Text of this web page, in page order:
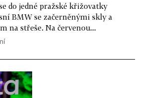
do jedné pražské křižovatky
BMW se začerněnými skly a
na střeše. Na červenou...